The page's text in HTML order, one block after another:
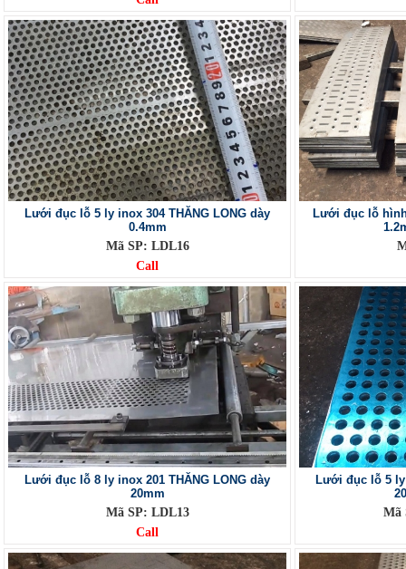
Lưới đục lỗ 5 ly inox 304 THĂNG LONG dày
0.4mm
Mã SP: LDL16
Call
Lưới đục lỗ
Lưới đục lỗ 8 ly inox 201 THĂNG LONG dày
20mm
Mã SP: LDL13
Call
Lưới đục lỗ 5 ly
Mã